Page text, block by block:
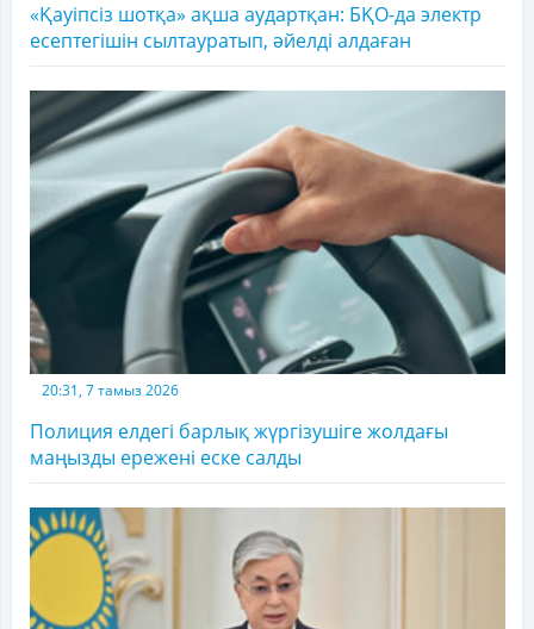
«Қауіпсіз шотқа» ақша аудартқан: БҚО-да электр
есептегішін сылтауратып, әйелді алдаған
20:31, 7 тамыз 2026
Полиция елдегі барлық жүргізушіге жолдағы
маңызды ережені еске салды